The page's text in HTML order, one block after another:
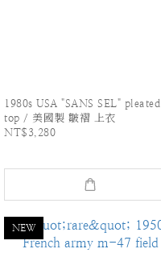
1980s USA "SANS SEL" pleated
top / 美國製 皺褶 上衣
NT$3,280
NEW